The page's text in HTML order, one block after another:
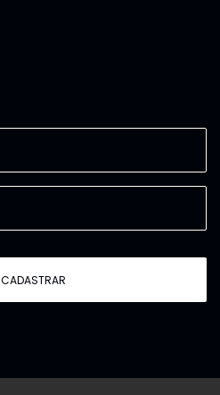
CADASTRAR